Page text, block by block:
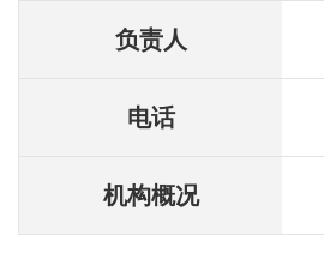
负责人
电话
机构概况